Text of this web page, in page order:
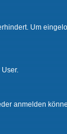
Um
anmelden